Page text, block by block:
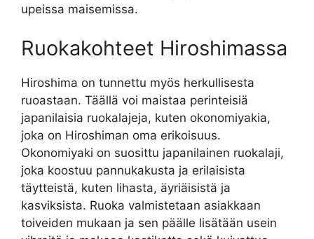
upeissa maisemissa.
Ruokakohteet Hiroshimassa
Hiroshima on tunnettu myös herkullisesta
ruoastaan. Täällä voi maistaa perinteisiä
japanilaisia ruokalajeja, kuten okonomiyakia,
joka on Hiroshiman oma erikoisuus.
Okonomiyaki on suosittu japanilainen ruokalaji,
joka koostuu pannukakusta ja erilaisista
täytteistä, kuten lihasta, äyriäisistä ja
kasviksista. Ruoka valmistetaan asiakkaan
toiveiden mukaan ja sen päälle lisätään usein